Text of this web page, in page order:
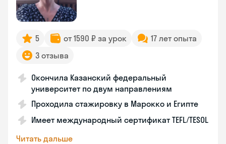
5 от 1590 ₽ за урок
17 лет опыта
3 отзыва
Окончила Казанский федеральный
университет по двум направлениям
Проходила стажировку в Марокко и Египте
Имеет международный сертификат TEFL/TESOL
Читать дальше